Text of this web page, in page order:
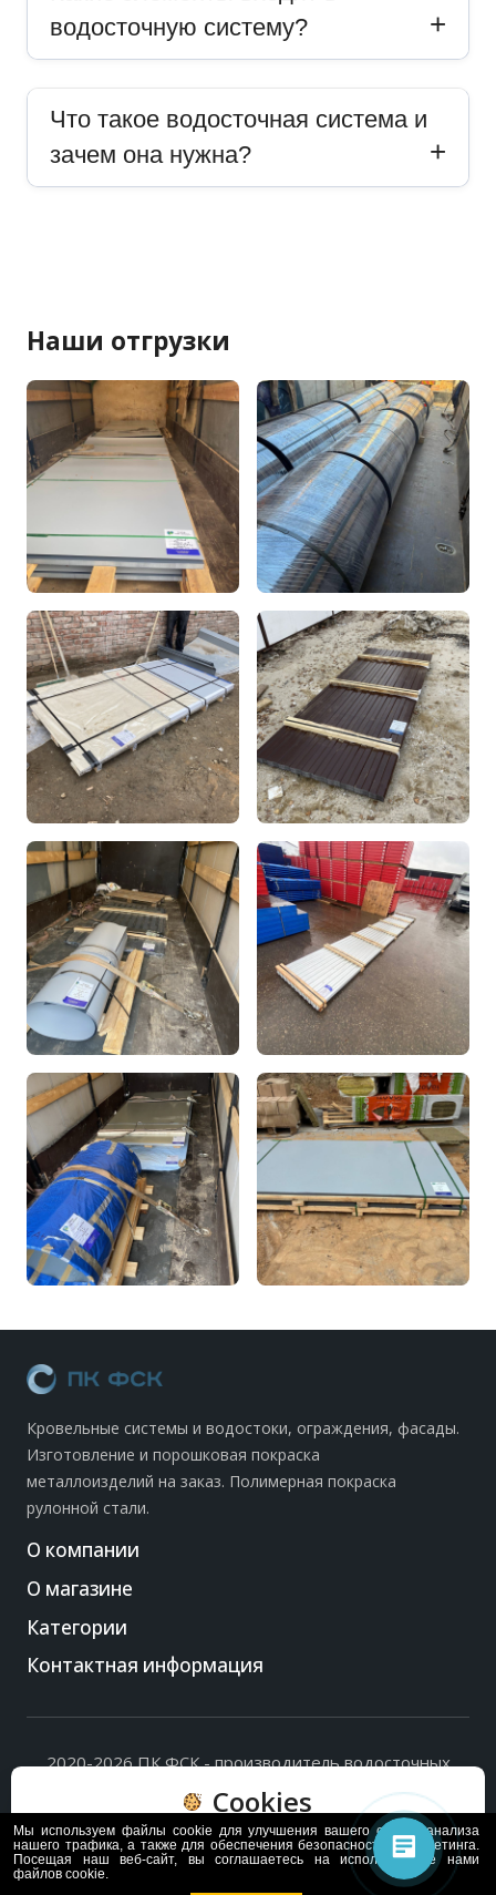
водосточную систему?
Что такое водосточная система и
зачем она нужна?
Наши отгрузки
Кровельные системы и водостоки, ограждения, фасады.
Изготовление и порошковая покраска
металлоизделий на заказ. Полимерная покраска
рулонной стали.
О компании
О магазине
Категории
Контактная информация
2020-2026 ПК ФСК - производитель водосточных
Политика обработки персональных данныхи
согласие
на их обработку.
Cookies
Пользуясь сайтом, вы соглашаетесь с политикой
обработки и хранения данных Cookie
Мы используем файлы cookie для улучшения вашего опыта, анализа
нашего трафика, а также для обеспечения безопасности и маркетинга.
Посещая наш веб-сайт, вы соглашаетесь на использование нами
файлов cookie.